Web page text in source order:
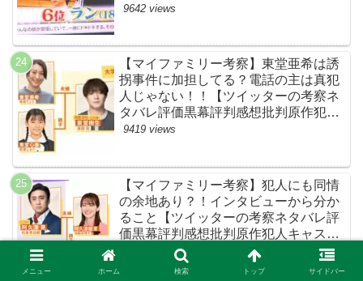
ースト】
9642 views
【マイファミリー考察】東堂亜希は誘
拐事件に加担してる？電話の主は真犯
人じゃない！！【ツイッターの考察ネ
タバレ評価黒幕評判感想批判原作犯人
キャスト脚本あらすじ伏線まとめ】
9419 views
【マイファミリー考察】犯人にも同情
の余地あり？！インタビューから分か
ること【ツイッターの考察ネタバレ評
価黒幕評判感想批判原作犯人キャスト
脚本あらすじ伏線まとめ】
9350 views
メニュー ホーム 検索 トップ サイドバー